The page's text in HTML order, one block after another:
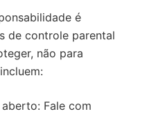
é
de controle parental
não para
Fale com